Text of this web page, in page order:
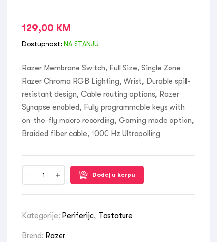
129,00 KM
Dostupnost: NA STANJU
Razer Membrane Switch, Full Size, Single Zone
Razer Chroma RGB Lighting, Wrist, Durable spill-
resistant design, Cable routing options, Razer
Synapse enabled, Fully programmable keys with
on-the-fly macro recording, Gaming mode option,
Braided fiber cable, 1000 Hz Ultrapolling
Dodaj u korpu
Kategorije: Periferija, Tastature
Brend: Razer